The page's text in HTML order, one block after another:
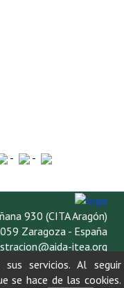
- -
930 (CITA Aragón)
Zaragoza - España
itea.org
976 716 305
servicios. Al seguir
se hace de las cookies.